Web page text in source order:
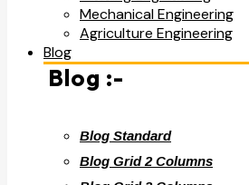
Mechanical Engineering
Agriculture Engineering
Blog
Blog :-
Blog Standard
Blog Grid 2 Columns